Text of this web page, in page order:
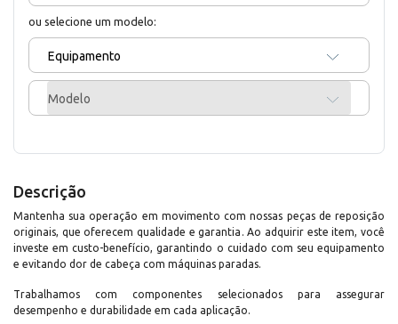
ou selecione um modelo:
Equipamento
Modelo
Descrição
Mantenha sua operação em movimento com nossas peças de reposição
originais, que oferecem qualidade e garantia. Ao adquirir este item, você
investe em custo-benefício, garantindo o cuidado com seu equipamento
e evitando dor de cabeça com máquinas paradas.
Trabalhamos com componentes selecionados para assegurar
desempenho e durabilidade em cada aplicação.